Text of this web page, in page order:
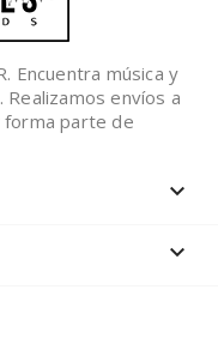
Encuentra música y
envíos a
forma parte de

